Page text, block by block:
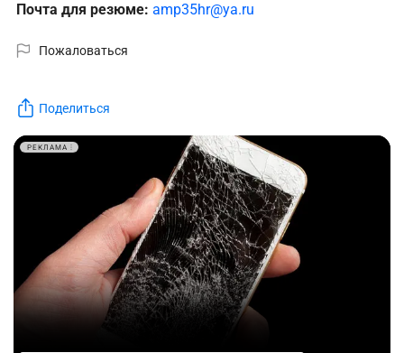
Почта для резюме: amp35hr@ya.ru
Пожаловаться
Поделиться
РЕКЛАМА